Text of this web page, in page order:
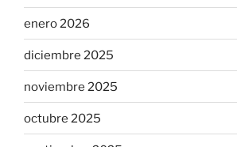
enero 2026
diciembre 2025
noviembre 2025
octubre 2025